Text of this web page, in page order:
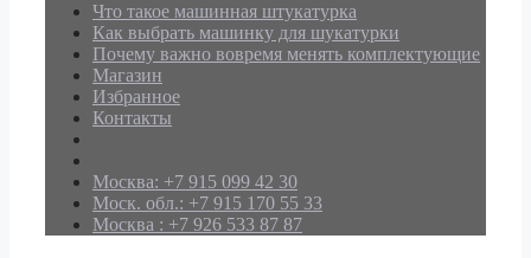
Что такое машинная штукатурка
Как выбрать машинку для шукатурки
Почему важно вовремя менять комплектующие
Магазин
Избранное
Контакты
Москва: +7 915 099 42 30
Моск. обл.: +7 915 170 55 33
Москва : +7 926 533 87 87